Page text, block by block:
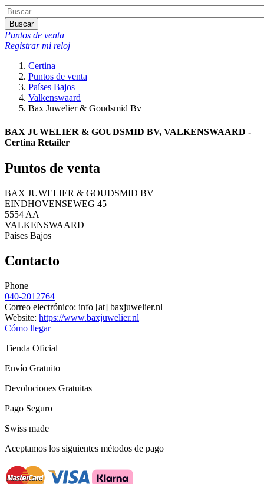
Buscar
Puntos de venta
Registrar mi reloj
Certina
Puntos de venta
Países Bajos
Valkenswaard
Bax Juwelier & Goudsmid Bv
BAX JUWELIER & GOUDSMID BV, VALKENSWAARD -
Certina Retailer
Puntos de venta
BAX JUWELIER & GOUDSMID BV
EINDHOVENSEWEG 45
5554 AA
VALKENSWAARD
Países Bajos
Contacto
Phone
040-2012764
Correo electrónico: info [at] baxjuwelier.nl
Website: https://www.baxjuwelier.nl
Cómo llegar
Tienda Oficial
Envío Gratuito
Devoluciones Gratuitas
Pago Seguro
Swiss made
Aceptamos los siguientes métodos de pago